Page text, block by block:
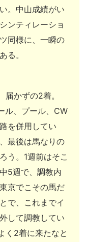
。中山成績がい
ンティレーショ
同様に、一瞬の
る。
かずの2着。
ル、プール、CW
を併用してい
最後は馬なりの
う。1週前はそこ
5週で、調教内
京でこその馬だ
で、これまでイ
して調教してい
く2着に来たなと